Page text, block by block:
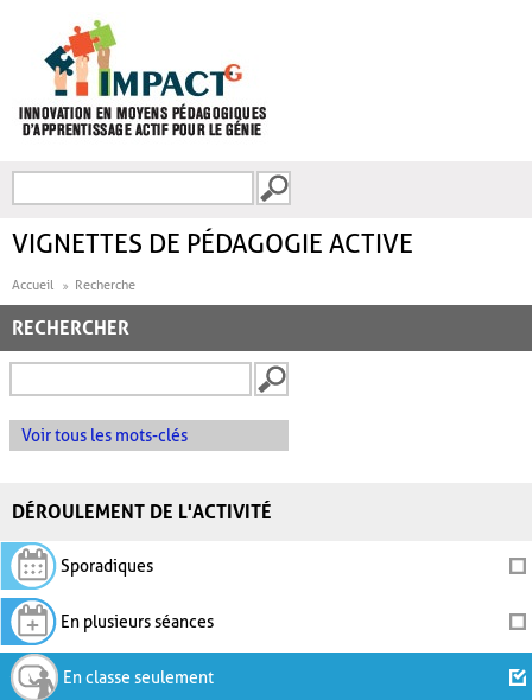
FORMULAIRE DE
VIGNETTES DE PÉDAGOGIE ACTIVE
Accueil Recherche
RECHERCHER
Voir tous les mots-clés
DÉROULEMENT DE L'ACTIVITÉ
Sporadiques
En plusieurs séances
En classe seulement